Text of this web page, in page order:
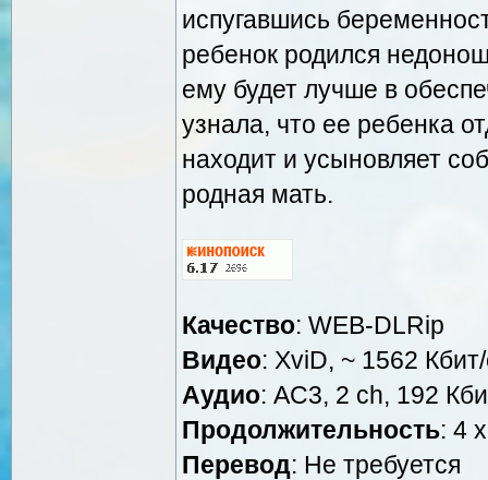
испугавшись
ребенок родился
ему будет лучше в
узнала, что ее ребенка
находит и усыновляет
родная мать.
Качество: WEB-DLRip
Видео: XviD, ~ 1562
Аудио: AC3, 2 ch, 192
Продолжительность: 4
Перевод: Не требуется